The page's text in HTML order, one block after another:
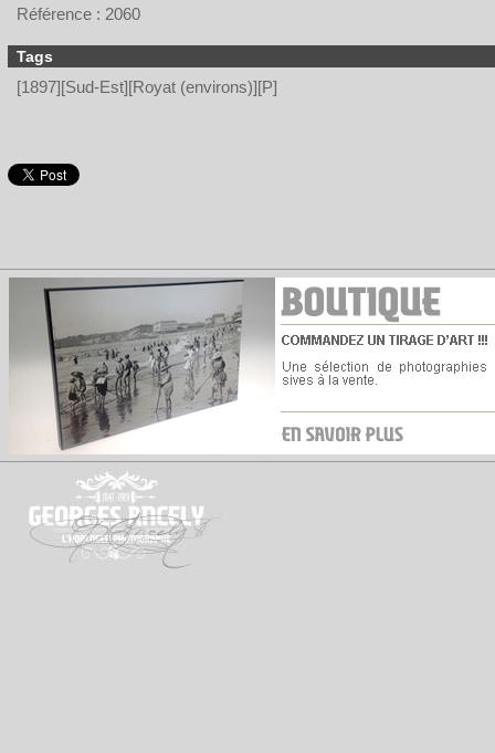
Référence : 2060
Tags
[1897][Sud-Est][Royat (environs)][P]